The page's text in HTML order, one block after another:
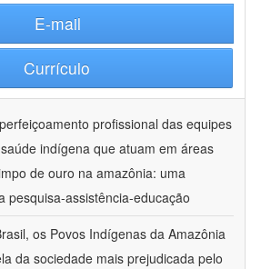
E-mail
Currículo
profissional das equipes
indígena que atuam em áreas
de ouro na amazônia: uma
pesquisa-assistência-educação
os Povos Indígenas da Amazônia
da sociedade mais prejudicada pelo